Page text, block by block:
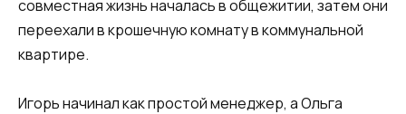
совместная жизнь началась в общежитии, затем они
переехали в крошечную комнату в коммунальной
квартире.
Игорь начинал как простой менеджер, а Ольга